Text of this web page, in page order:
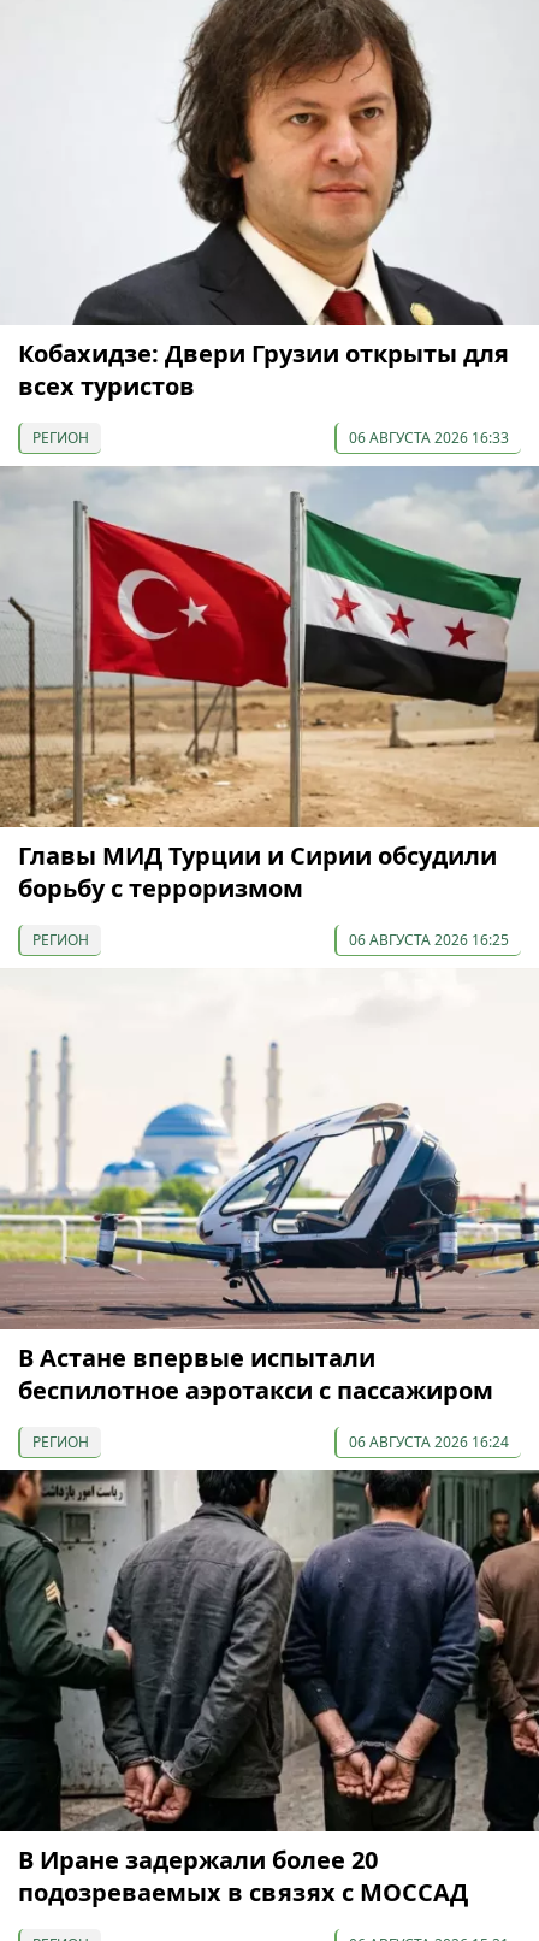
Кобахидзе: Двери Грузии открыты для
всех туристов
РЕГИОН 06 АВГУСТА 2026 16:33
Главы МИД Турции и Сирии обсудили
борьбу с терроризмом
РЕГИОН 06 АВГУСТА 2026 16:25
В Астане впервые испытали
беспилотное аэротакси с пассажиром
РЕГИОН 06 АВГУСТА 2026 16:24
В Иране задержали более 20
подозреваемых в связях с МОССАД